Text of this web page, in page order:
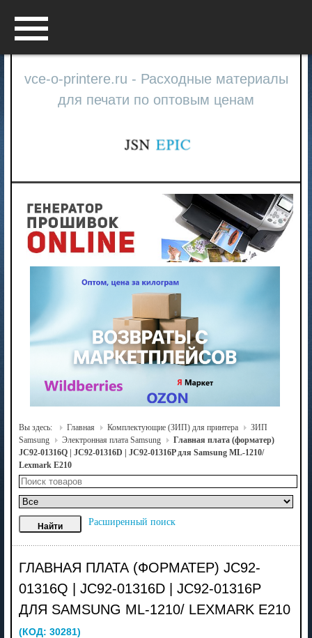
vce-o-printere.ru - Расходные материалы
для печати по оптовым ценам
Вы здесь: Главная Комплектующие (ЗИП) для принтера
ЗИП
Samsung
Электронная плата Samsung
Главная плата (форматер)
JC92-01316Q | JC92-01316D | JC92-01316P для Samsung ML-1210/
Lexmark E210
Расширенный поиск
ГЛАВНАЯ ПЛАТА (ФОРМАТЕР) JC92-
01316Q | JC92-01316D | JC92-01316P
ДЛЯ SAMSUNG ML-1210/ LEXMARK E210
(КОД: 30281)